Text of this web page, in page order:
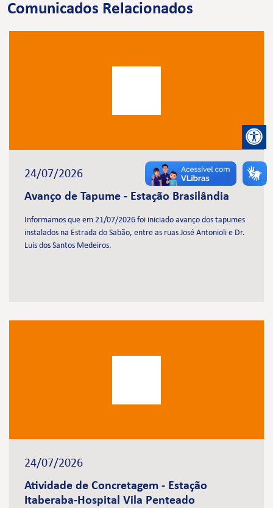
Comunicados Relacionados
24/07/2026
Avanço de Tapume - Estação Brasilândia
Informamos que em 21/07/2026 foi iniciado avanço dos tapumes
instalados na Estrada do Sabão, entre as ruas José Antonioli e Dr.
Luís dos Santos Medeiros.
24/07/2026
Atividade de Concretagem - Estação
Itaberaba-Hospital Vila Penteado